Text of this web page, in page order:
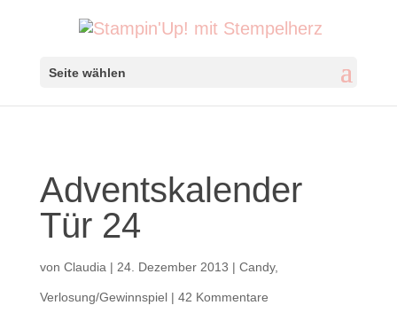
Seite wählen
Adventskalender
Tür 24
von Claudia | 24. Dezember 2013 | Candy,
Verlosung/Gewinnspiel| 42 Kommentare